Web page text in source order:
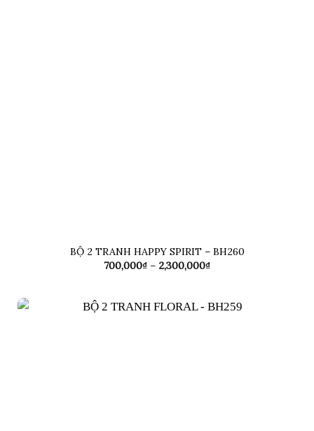
BỘ 2 TRANH HAPPY SPIRIT – BH260
700,000₫ – 2,300,000₫Khoảng
đến
2,300,000₫